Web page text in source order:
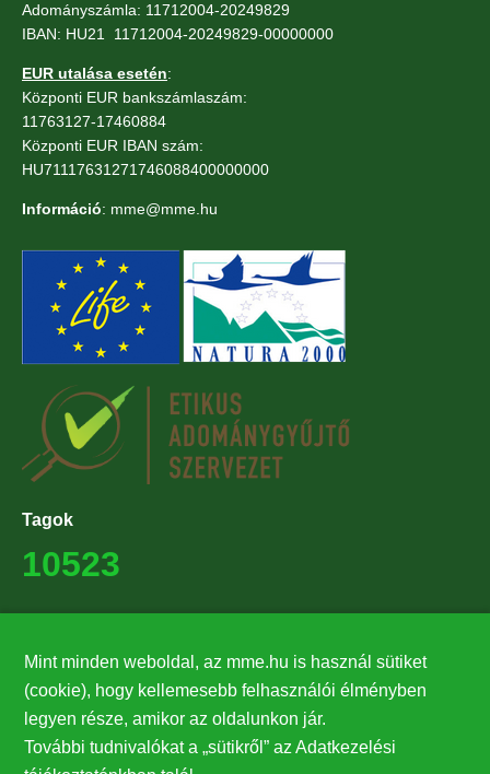
Adományszámla: 11712004-20249829
IBAN: HU21 11712004-20249829-00000000
EUR utalása esetén:
Központi EUR bankszámlaszám:
11763127-17460884
Központi EUR IBAN szám:
HU71117631271746088400000000
Információ: mme@mme.hu
Tagok
10523
27224
Hírlevél feliratkozás
Mint minden weboldal, az mme.hu is használ sütiket
(cookie), hogy kellemesebb felhasználói élményben
legyen része, amikor az oldalunkon jár.
További tudnivalókat a „sütikről” az Adatkezelési